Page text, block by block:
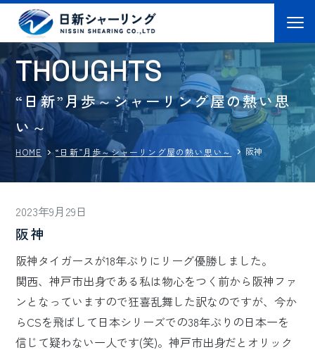
THOUGHTS
“日新”月歩～シャーリング屋の熱い思
い～
HOME “日新”月歩～シャーリング屋の熱い思い～ 阪神
2023年9月29日
阪神
阪神タイガースが18年ぶりにリーグ優勝しました。
関西、神戸市出身である私は物心をつく前から阪神ファ
ンとなっていますので狂喜乱舞した訳なのですが、今か
らCSを飛ばして日本シリーズでの38年ぶりの日本一を
信じて疑わない一人です(笑)。神戸市出身だとオリック